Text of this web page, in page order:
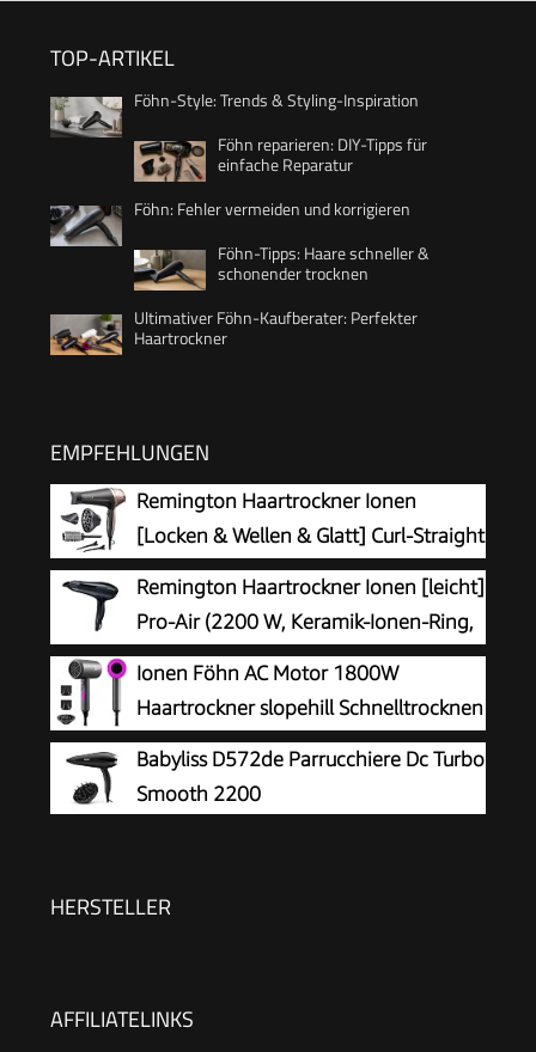
TOP-ARTIKEL
Föhn-Style: Trends & Styling-Inspiration
Föhn reparieren: DIY-Tipps für
einfache Reparatur
Föhn: Fehler vermeiden und korrigieren
Föhn-Tipps: Haare schneller &
schonender trocknen
Ultimativer Föhn-Kaufberater: Perfekter
Haartrockner
EMPFEHLUNGEN
Remington Haartrockner Ionen
[Locken & Wellen & Glatt] Curl-Straight
(2200W, inkl 3 Stylingaufsätze: konisch
& Locken-Stylingdüse & Diffusor, 45mm
Rundbürste & Klammern, 3 Heiz-& 2
Gebläsestufen)D5707
Remington Haartrockner Ionen [leicht]
Pro-Air (2200 W, Keramik-Ionen-Ring,
Stylingdüse, 3 Heiz- & 2 separate
Gebläsestufen, Abkühlstufe) D5210
Ionen Föhn AC Motor 1800W
Haartrockner slopehill Schnelltrocknen
Hair Dryer
Babyliss D572de Parrucchiere Dc Turbo
Smooth 2200
HERSTELLER
AFFILIATELINKS